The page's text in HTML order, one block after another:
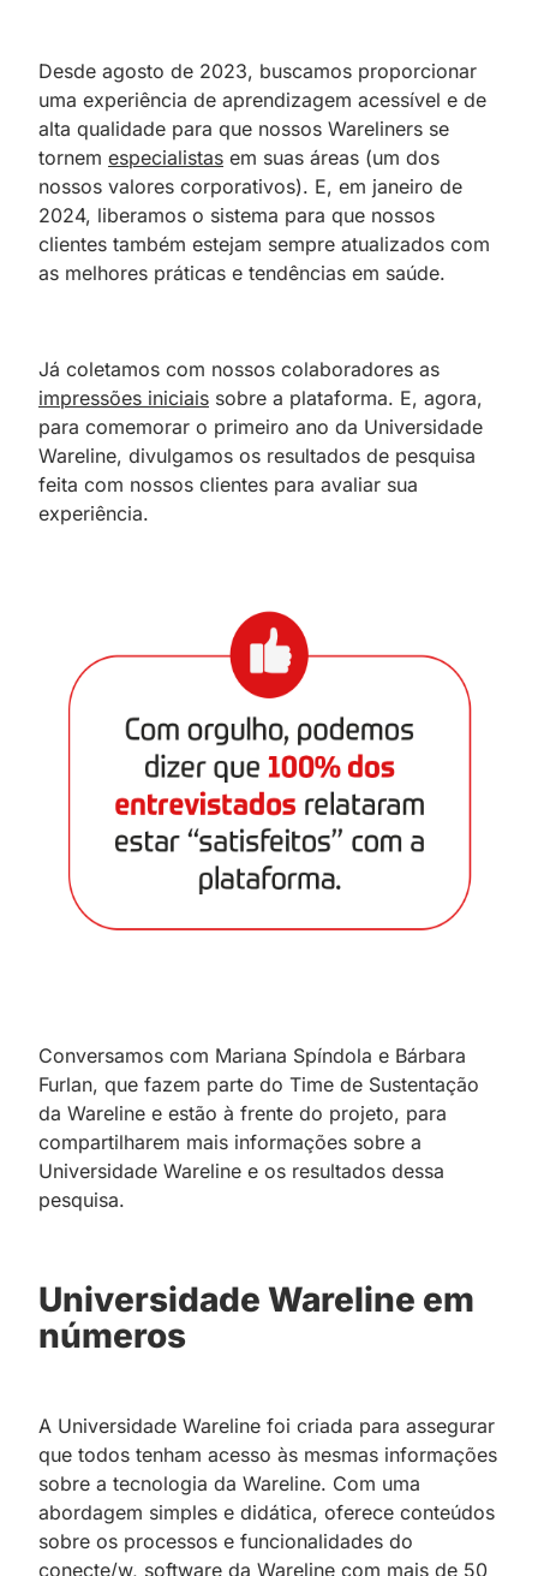
Desde agosto de 2023, buscamos proporcionar
uma experiência de aprendizagem acessível e de
alta qualidade para que nossos Wareliners se
tornem especialistas em suas áreas (um dos
nossos valores corporativos). E, em janeiro de
2024, liberamos o sistema para que nossos
clientes também estejam sempre atualizados com
as melhores práticas e tendências em saúde.
Já coletamos com nossos colaboradores as
impressões iniciais sobre a plataforma. E, agora,
para comemorar o primeiro ano da Universidade
Wareline, divulgamos os resultados de pesquisa
feita com nossos clientes para avaliar sua
experiência.
Conversamos com Mariana Spíndola e Bárbara
Furlan, que fazem parte do Time de Sustentação
da Wareline e estão à frente do projeto, para
compartilharem mais informações sobre a
Universidade Wareline e os resultados dessa
pesquisa.
Universidade Wareline em
números
A Universidade Wareline foi criada para assegurar
que todos tenham acesso às mesmas informações
sobre a tecnologia da Wareline. Com uma
abordagem simples e didática, oferece conteúdos
sobre os processos e funcionalidades do
conecte/w, software da Wareline com mais de 50